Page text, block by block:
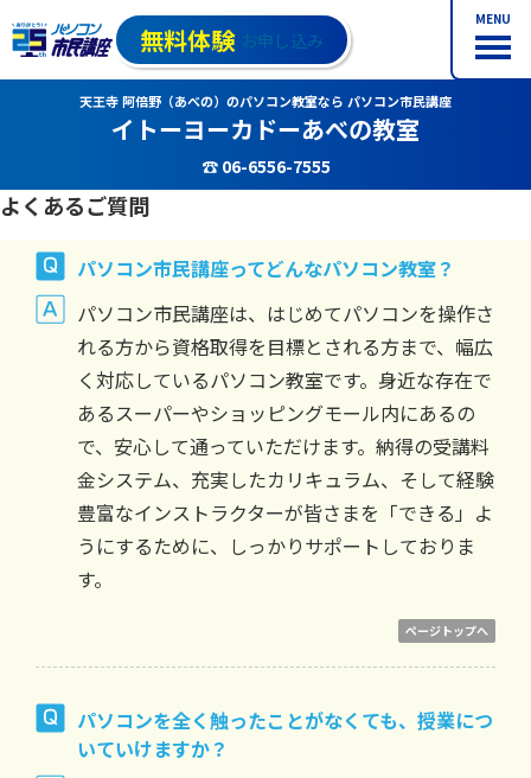
MENU
無料体験 お申し込み
天王寺 阿倍野（あべの）のパソコン教室なら パソコン市民講座
イトーヨーカドーあべの教室
☎ 06-6556-7555
よくあるご質問
パソコン市民講座ってどんなパソコン教室？
パソコン市民講座は、はじめてパソコンを操作さ
れる方から資格取得を目標とされる方まで、幅広
く対応しているパソコン教室です。身近な存在で
あるスーパーやショッピングモール内にあるの
で、安心して通っていただけます。納得の受講料
金システム、充実したカリキュラム、そして経験
豊富なインストラクターが皆さまを「できる」よ
うにするために、しっかりサポートしておりま
す。
ページトップへ
パソコンを全く触ったことがなくても、授業につ
いていけますか？